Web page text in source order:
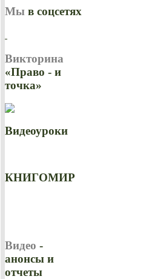
Мы в соцсетях
Викторина
«Право - и
точка»
Видеоуроки
КНИГОМИР
Видео -
анонсы и
отчеты